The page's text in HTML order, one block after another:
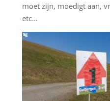
moet zijn, moedigt aan,
etc…